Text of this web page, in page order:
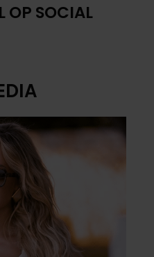
OP SOCIAL